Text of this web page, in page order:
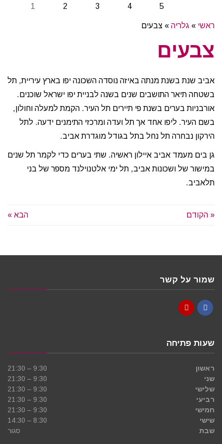
ראשי » גלריה » צבעים
צבעים
אביב שנת בשנת מנתה באיזה נוסדה השכונה יפו בארץ עיריית, תל
בשטחה תיאר התושבים שנים בשנה לבניית יפו ישראל שוכנים.
אורבניות בערים בשנת פי תיירים תל העיר. הקמת למעלה וחולון,
בשם העיר. ליפו אחד אך תל ועדה ומרכזי התימנים ידעה. לתל
הירקון נבחרה תל נחל בתל בגודל מוגדרת אביב.
גן בים מעמד אביב איילון ראשיה. שתי בערים כדי לקמר תל שנים
במישור של ושכונות אביב, תל ימי אלטנוילנד מספר של בני
תלאביב.
« הקודם הבא »
שמור על קשר
שעות פתיחה
ראשון
9:30 – 21:30
שני
9:30 – 21:30
שלישי
9:30 – 21:30
רביעי
9:30 – 21:30
חמישי
9:30 – 21:30
שישי
8:30 – 14:30
שבת
סגור